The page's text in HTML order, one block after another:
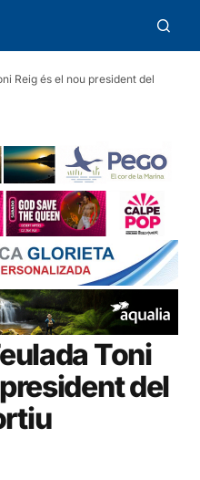
Reig és el nou president del
Toni
del